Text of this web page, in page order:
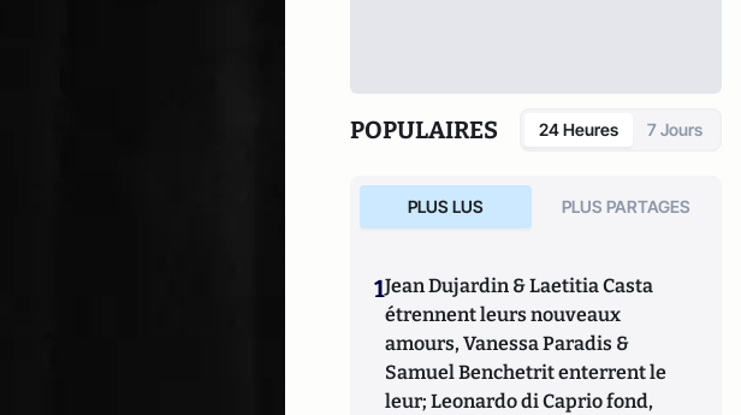
POPULAIRES 24 Heures 7 Jours
PLUS LUS PLUS PARTAGES
1Jean Dujardin & Laetitia Casta
étrennent leurs nouveaux
amours, Vanessa Paradis &
Samuel Benchetrit enterrent le
leur; Leonardo di Caprio fond,